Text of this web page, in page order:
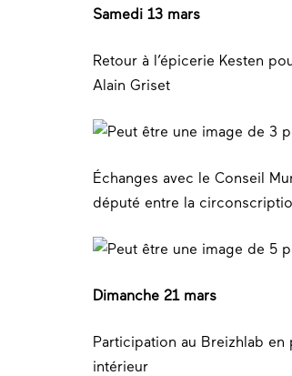
Samedi 13 mars
Retour à l’épicerie Kesten
Alain Griset
Échanges avec le Conseil
député entre la
Dimanche 21 mars
Participation au Breizhlab
intérieur